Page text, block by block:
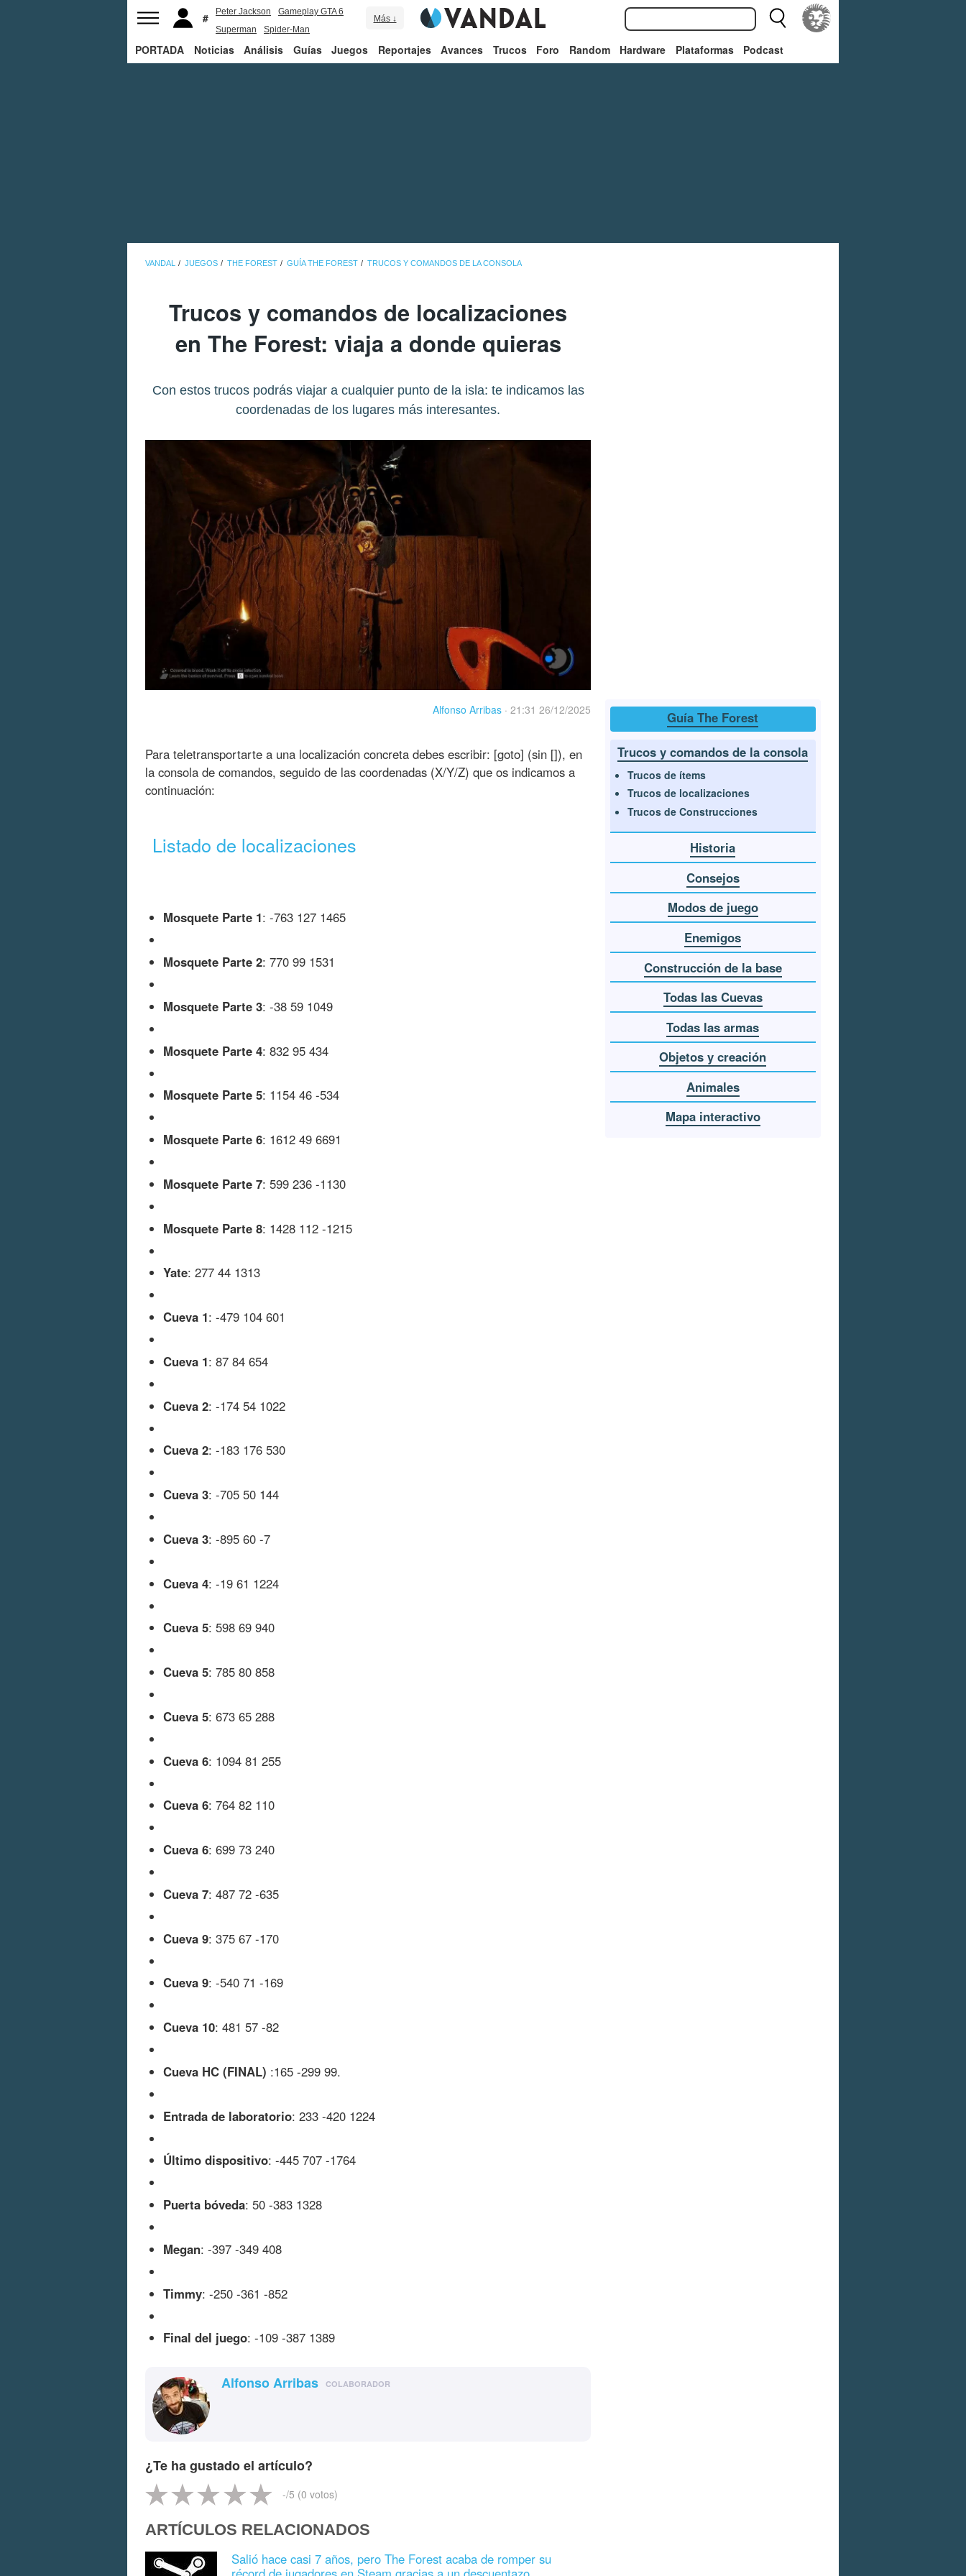
Peter Jackson
Gameplay GTA 6
Superman
Spider-Man
Más ↓
PORTADA Noticias Análisis Guías Juegos Reportajes Avances Trucos Foro Random Hardware Plataformas Podcast
VANDAL JUEGOS THE FOREST GUÍA THE FOREST TRUCOS Y COMANDOS DE LA CONSOLA
Trucos y comandos de localizaciones
en The Forest: viaja a donde quieras
Con estos trucos podrás viajar a cualquier punto de la isla: te indicamos las
coordenadas de los lugares más interesantes.
Alfonso Arribas · 21:31 26/12/2025
Para teletransportarte a una localización concreta debes escribir: [goto] (sin []), en
la consola de comandos, seguido de las coordenadas (X/Y/Z) que os indicamos a
continuación:
Listado de localizaciones
Mosquete Parte 1: -763 127 1465
Mosquete Parte 2: 770 99 1531
Mosquete Parte 3: -38 59 1049
Mosquete Parte 4: 832 95 434
Mosquete Parte 5: 1154 46 -534
Mosquete Parte 6: 1612 49 6691
Mosquete Parte 7: 599 236 -1130
Mosquete Parte 8: 1428 112 -1215
Yate: 277 44 1313
Cueva 1: -479 104 601
Cueva 1: 87 84 654
Cueva 2: -174 54 1022
Cueva 2: -183 176 530
Cueva 3: -705 50 144
Cueva 3: -895 60 -7
Cueva 4: -19 61 1224
Cueva 5: 598 69 940
Cueva 5: 785 80 858
Cueva 5: 673 65 288
Cueva 6: 1094 81 255
Cueva 6: 764 82 110
Cueva 6: 699 73 240
Cueva 7: 487 72 -635
Cueva 9: 375 67 -170
Cueva 9: -540 71 -169
Cueva 10: 481 57 -82
Cueva HC (FINAL) :165 -299 99.
Entrada de laboratorio: 233 -420 1224
Último dispositivo: -445 707 -1764
Puerta bóveda: 50 -383 1328
Megan: -397 -349 408
Timmy: -250 -361 -852
Final del juego: -109 -387 1389
Alfonso Arribas COLABORADOR
¿Te ha gustado el artículo?
-/5 (0 votos)
ARTÍCULOS RELACIONADOS
Salió hace casi 7 años, pero The Forest acaba de romper su
Guía The Forest
Trucos y comandos de la consola
Trucos de ítems
Trucos de localizaciones
Trucos de Construcciones
Historia
Consejos
Modos de juego
Enemigos
Construcción de la base
Todas las Cuevas
Todas las armas
Objetos y creación
Animales
Mapa interactivo